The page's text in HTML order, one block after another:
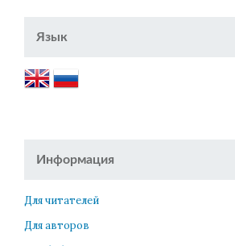
Язык
Информация
Для читателей
Для авторов